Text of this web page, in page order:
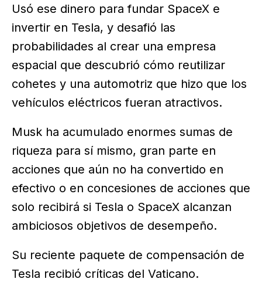
Usó ese dinero para fundar SpaceX e
invertir en Tesla, y desafió las
probabilidades al crear una empresa
espacial que descubrió cómo reutilizar
cohetes y una automotriz que hizo que los
vehículos eléctricos fueran atractivos.
Musk ha acumulado enormes sumas de
riqueza para sí mismo, gran parte en
acciones que aún no ha convertido en
efectivo o en concesiones de acciones que
solo recibirá si Tesla o SpaceX alcanzan
ambiciosos objetivos de desempeño.
Su reciente paquete de compensación de
Tesla recibió críticas del Vaticano.